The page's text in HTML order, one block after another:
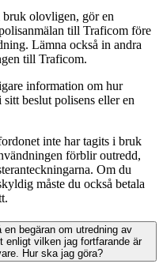
olovligen, gör en
till Traficom före
Lämna också in andra
till Traficom.
information om hur
beslut polisens eller en
inte har tagits i bruk
förblir outredd,
Om du
måste du också betala
begäran om utredning av
enligt vilken jag fortfarande är
Hur ska jag göra?